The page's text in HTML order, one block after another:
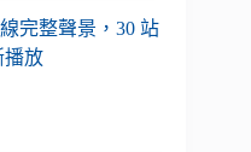
完整聲景，30 站
播放